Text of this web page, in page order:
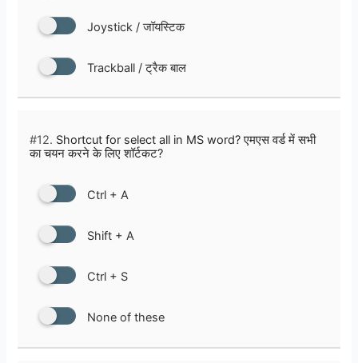
Joystick / जॉयस्टिक
Trackball / ट्रैक बाल
#12. Shortcut for select all in MS word? एमएस वर्ड में सभी
का चयन करने के लिए शॉर्टकट?
Ctrl + A
Shift + A
Ctrl + S
None of these